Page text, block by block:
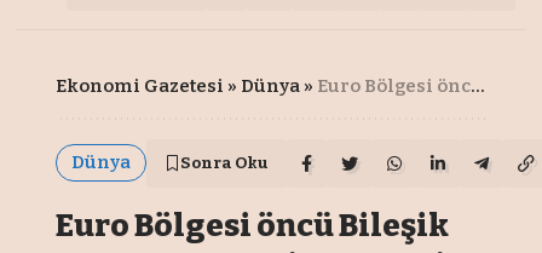
Ekonomi Gazetesi » Dünya » Euro Bölgesi öncü Bileşik PMI resesyona işaret etti
Dünya Sonra Oku
Euro Bölgesi öncü Bileşik